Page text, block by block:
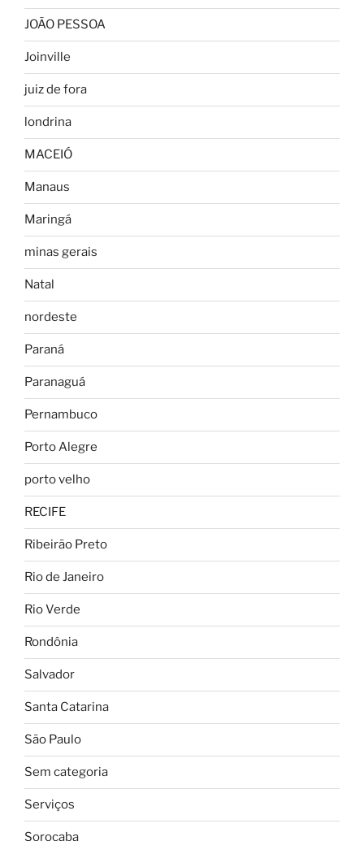
JOÃO PESSOA
Joinville
juiz de fora
londrina
MACEIÓ
Manaus
Maringá
minas gerais
Natal
nordeste
Paraná
Paranaguá
Pernambuco
Porto Alegre
porto velho
RECIFE
Ribeirão Preto
Rio de Janeiro
Rio Verde
Rondônia
Salvador
Santa Catarina
São Paulo
Sem categoria
Serviços
Sorocaba